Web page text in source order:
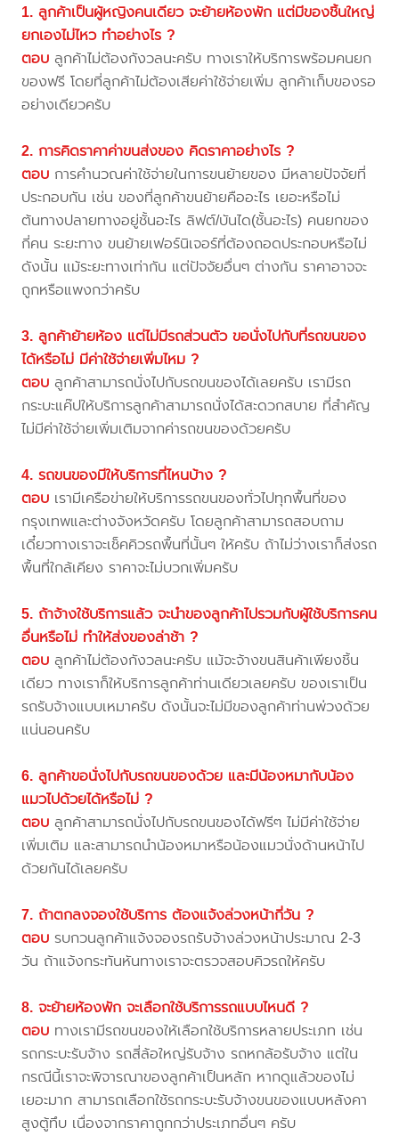
1. ลูกค้าเป็นผู้หญิงคนเดียว จะย้ายห้องพัก แต่มีของชิ้นใหญ่
ยกเองไม่ไหว ทำอย่างไร ?
ตอบ ลูกค้าไม่ต้องกังวลนะครับ ทางเราให้บริการพร้อมคนยก
ของฟรี โดยที่ลูกค้าไม่ต้องเสียค่าใช้จ่ายเพิ่ม ลูกค้าเก็บของรอ
อย่างเดียวครับ
2. การคิดราคาค่าขนส่งของ คิดราคาอย่างไร ?
ตอบ การคำนวณค่าใช้จ่ายในการขนย้ายของ มีหลายปัจจัยที่
ประกอบกัน เช่น ของที่ลูกค้าขนย้ายคืออะไร เยอะหรือไม่
ต้นทางปลายทางอยู่ชั้นอะไร ลิฟต์/บันได(ชั้นอะไร) คนยกของ
กี่คน ระยะทาง ขนย้ายเฟอร์นิเจอร์ที่ต้องถอดประกอบหรือไม่
ดังนั้น แม้ระยะทางเท่ากัน แต่ปัจจัยอื่นๆ ต่างกัน ราคาอาจจะ
ถูกหรือแพงกว่าครับ
3. ลูกค้าย้ายห้อง แต่ไม่มีรถส่วนตัว ขอนั่งไปกับที่รถขนของ
ได้หรือไม่ มีค่าใช้จ่ายเพิ่มไหม ?
ตอบ ลูกค้าสามารถนั่งไปกับรถขนของได้เลยครับ เรามีรถ
กระบะแค๊ปให้บริการลูกค้าสามารถนั่งได้สะดวกสบาย ที่สำคัญ
ไม่มีค่าใช้จ่ายเพิ่มเติมจากค่ารถขนของด้วยครับ
4. รถขนของมีให้บริการที่ไหนบ้าง ?
ตอบ เรามีเครือข่ายให้บริการรถขนของทั่วไปทุกพื้นที่ของ
กรุงเทพและต่างจังหวัดครับ โดยลูกค้าสามารถสอบถาม
เดี๋ยวทางเราจะเช็คคิวรถพื้นที่นั้นๆ ให้ครับ ถ้าไม่ว่างเราก็ส่งรถ
พื้นที่ใกล้เคียง ราคาจะไม่บวกเพิ่มครับ
5. ถ้าจ้างใช้บริการแล้ว จะนำของลูกค้าไปรวมกับผู้ใช้บริการคน
อื่นหรือไม่ ทำให้ส่งของล่าช้า ?
ตอบ ลูกค้าไม่ต้องกังวลนะครับ แม้จะจ้างขนสินค้าเพียงชิ้น
เดียว ทางเราก็ให้บริการลูกค้าท่านเดียวเลยครับ ของเราเป็น
รถรับจ้างแบบเหมาครับ ดังนั้นจะไม่มีของลูกค้าท่านพ่วงด้วย
แน่นอนครับ
6. ลูกค้าขอนั่งไปกับรถขนของด้วย และมีน้องหมากับน้อง
แมวไปด้วยได้หรือไม่ ?
ตอบ ลูกค้าสามารถนั่งไปกับรถขนของได้ฟรีๆ ไม่มีค่าใช้จ่าย
เพิ่มเติม และสามารถนำน้องหมาหรือน้องแมวนั่งด้านหน้าไป
ด้วยกันได้เลยครับ
7. ถ้าตกลงจองใช้บริการ ต้องแจ้งล่วงหน้ากี่วัน ?
ตอบ รบกวนลูกค้าแจ้งจองรถรับจ้างล่วงหน้าประมาณ 2-3
วัน ถ้าแจ้งกระทันหันทางเราจะตรวจสอบคิวรถให้ครับ
8. จะย้ายห้องพัก จะเลือกใช้บริการรถแบบไหนดี ?
ตอบ ทางเรามีรถขนของให้เลือกใช้บริการหลายประเภท เช่น
รถกระบะรับจ้าง รถสี่ล้อใหญ่รับจ้าง รถหกล้อรับจ้าง แต่ใน
กรณีนี้เราจะพิจารณาของลูกค้าเป็นหลัก หากดูแล้วของไม่
เยอะมาก สามารถเลือกใช้รถกระบะรับจ้างขนของแบบหลังคา
สูงตู้ทึบ เนื่องจากราคาถูกกว่าประเภทอื่นๆ ครับ